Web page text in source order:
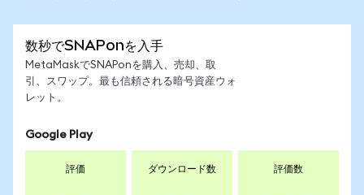
数秒でSNAPonを入手
MetaMaskでSNAPonを購入、売却、取
引、スワップ。最も信頼される暗号資産ウォ
レット。
Google Play
評価 ダウンロード数 評価数